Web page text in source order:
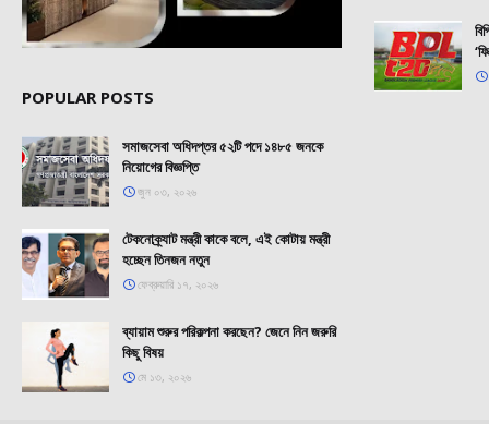
POPULAR POSTS
সমাজসেবা অধিদপ্তর ৫২টি পদে ১৪৮৫ জনকে
নিয়োগের বিজ্ঞপ্তি
জুন ০৩, ২০২৬
টেকনোক্র্যাট মন্ত্রী কাকে বলে, এই কোটায় মন্ত্রী
হচ্ছেন তিনজন নতুন
ফেব্রুয়ারি ১৭, ২০২৬
ব্যায়াম শুরুর পরিকল্পনা করছেন? জেনে নিন জরুরি
কিছু বিষয়
মে ১৩, ২০২৬